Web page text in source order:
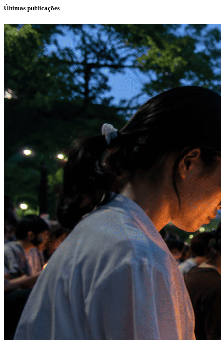
Últimas publicações